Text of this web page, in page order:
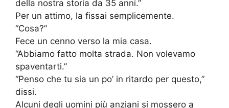
della nostra storia da 35 anni.”
Per un attimo, la fissai semplicemente.
“Cosa?”
Fece un cenno verso la mia casa.
“Abbiamo fatto molta strada. Non volevamo
spaventarti.”
“Penso che tu sia un po’ in ritardo per questo,”
dissi.
Alcuni degli uomini più anziani si mossero a